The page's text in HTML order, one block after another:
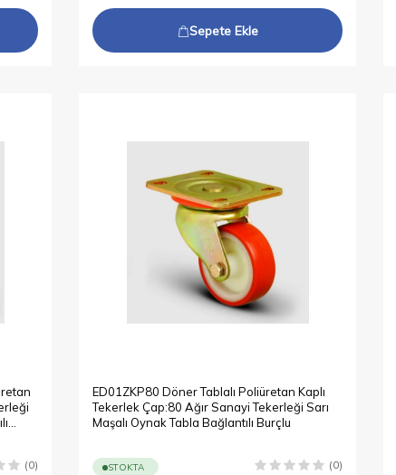
Sepete Ekle
(0)
ED01ZKP80 Döner Tablalı Poliüretan Kaplı
Tekerlek Çap:80 Ağır Sanayi Tekerleği Sarı
Maşalı Oynak Tabla Bağlantılı Burçlu
STOKTA (0)